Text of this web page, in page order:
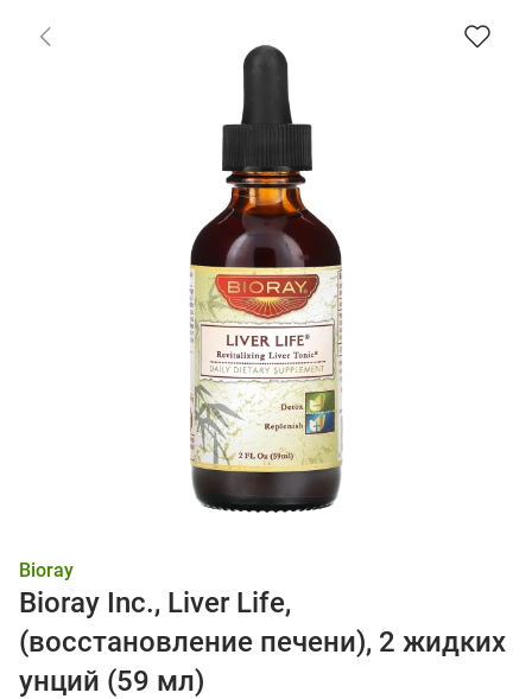
Bioray
Bioray Inc., Liver Life,
(восстановление печени), 2 жидких
унций (59 мл)